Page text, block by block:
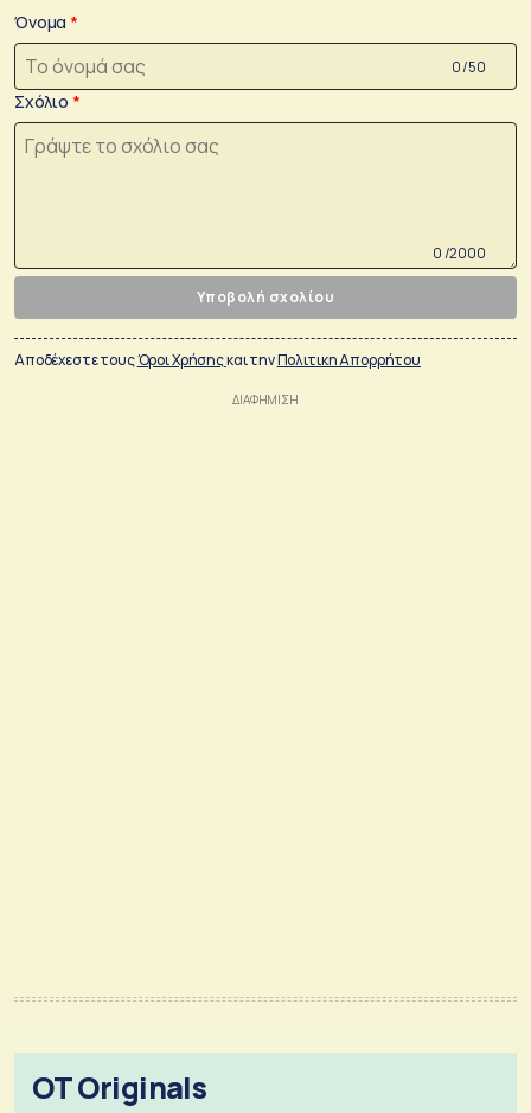
Όνομα
0 /50
Σχόλιο
0 /2000
Υποβολή σχολίου
Αποδέχεστε τουςΌροι Χρήσηςκαι τηνΠολιτικη Απορρήτου
OT Originals